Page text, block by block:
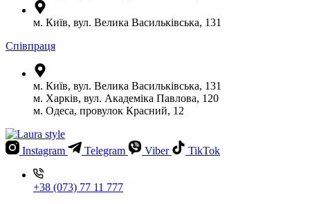
м. Київ, вул. Велика Васильківська, 131
Співпраця
м. Київ, вул. Велика Васильківська, 131
м. Харків, вул. Академіка Павлова, 120
м. Одеса, провулок Красний, 12
Instagram Telegram Viber TikTok
+38 (073) 77 11 777